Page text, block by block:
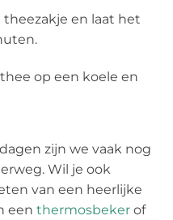
en laat het
op een koele en
zijn we vaak nog
Wil je ook
van een heerlijke
een thermosbeker of